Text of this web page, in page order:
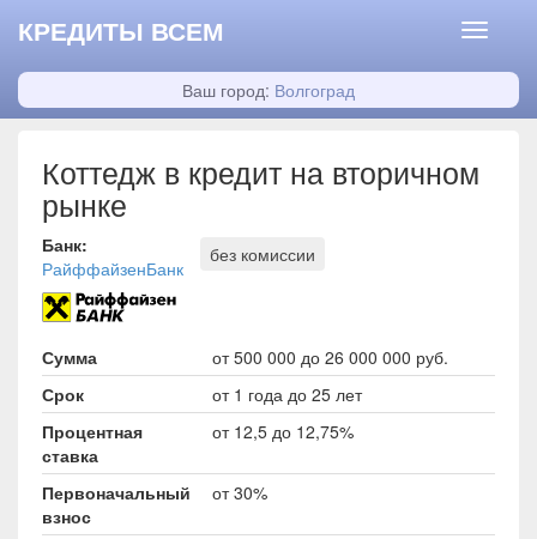
КРЕДИТЫ ВСЕМ
Ваш город: Волгоград
Коттедж в кредит на вторичном
рынке
Банк:
РайффайзенБанк
без комиссии
Сумма
от 500 000 до 26 000 000 руб.
Срок
от 1 года до 25 лет
Процентная
ставка
от 12,5 до 12,75%
Первоначальный
взнос
от 30%